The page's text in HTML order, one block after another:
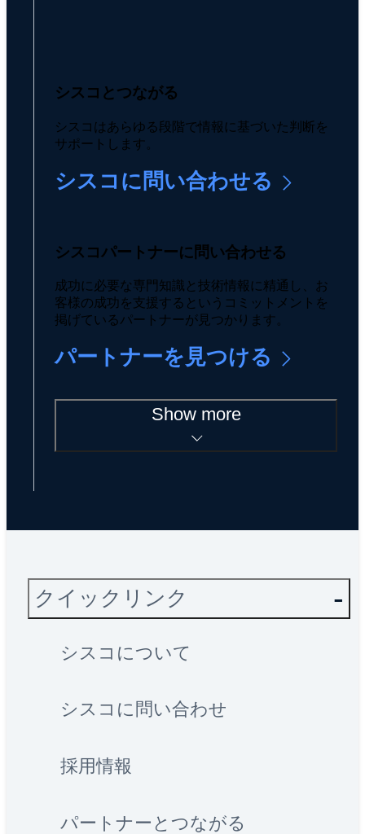
シスコとつながる
シスコはあらゆる段階で情報に基づいた判断を
サポートします。
シスコに問い合わせる
シスコパートナーに問い合わせる
成功に必要な専門知識と技術情報に精通し、お
客様の成功を支援するというコミットメントを
掲げているパートナーが見つかります。
パートナーを見つける
Show more
クイックリンク
シスコについて
シスコに問い合わせ
採用情報
パートナーとつながる